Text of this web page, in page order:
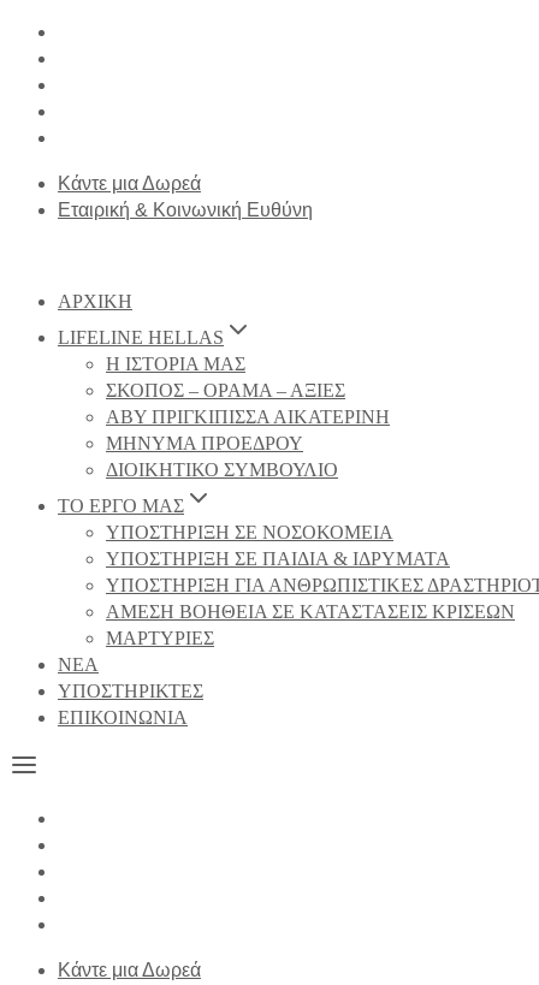
Κάντε μια Δωρεά
Εταιρική & Κοινωνική Ευθύνη
ΑΡΧΙΚΗ
LIFELINE HELLAS
Η ΙΣΤΟΡΙΑ ΜΑΣ
ΣΚΟΠΟΣ – ΟΡΑΜΑ – ΑΞΙΕΣ
ΑΒΥ ΠΡΙΓΚΙΠΙΣΣΑ ΑΙΚΑΤΕΡΙΝΗ
ΜΗΝΥΜΑ ΠΡΟΕΔΡΟΥ
ΔΙΟΙΚΗΤΙΚΟ ΣΥΜΒΟΥΛΙΟ
ΤΟ ΕΡΓΟ ΜΑΣ
ΥΠΟΣΤΗΡΙΞΗ ΣΕ ΝΟΣΟΚΟΜΕΙΑ
ΥΠΟΣΤΗΡΙΞΗ ΣΕ ΠΑΙΔΙΑ & ΙΔΡΥΜΑΤΑ
ΥΠΟΣΤΗΡΙΞΗ ΓΙΑ ΑΝΘΡΩΠΙΣΤΙΚΕΣ
ΑΜΕΣΗ ΒΟΗΘΕΙΑ ΣΕ ΚΑΤΑΣΤΑΣΕΙΣ ΚΡΙΣΕΩΝ
ΜΑΡΤΥΡΙΕΣ
NEA
ΥΠΟΣΤΗΡΙΚΤΕΣ
ΕΠΙΚΟΙΝΩΝΙΑ
Κάντε μια Δωρεά